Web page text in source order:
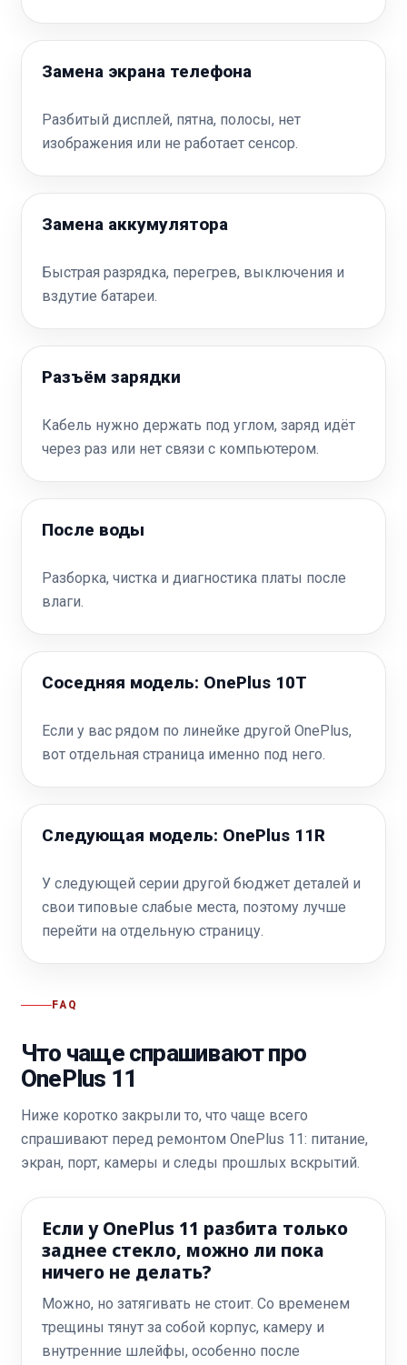
Замена экрана телефона
Разбитый дисплей, пятна, полосы, нет
изображения или не работает сенсор.
Замена аккумулятора
Быстрая разрядка, перегрев, выключения и
вздутие батареи.
Разъём зарядки
Кабель нужно держать под углом, заряд идёт
через раз или нет связи с компьютером.
После воды
Разборка, чистка и диагностика платы после
влаги.
Соседняя модель: OnePlus 10T
Если у вас рядом по линейке другой OnePlus,
вот отдельная страница именно под него.
Следующая модель: OnePlus 11R
У следующей серии другой бюджет деталей и
свои типовые слабые места, поэтому лучше
перейти на отдельную страницу.
FAQ
Что чаще спрашивают про
OnePlus 11
Ниже коротко закрыли то, что чаще всего
спрашивают перед ремонтом OnePlus 11: питание,
экран, порт, камеры и следы прошлых вскрытий.
Если у OnePlus 11 разбита только
заднее стекло, можно ли пока
ничего не делать?
Можно, но затягивать не стоит. Со временем
трещины тянут за собой корпус, камеру и
внутренние шлейфы, особенно после